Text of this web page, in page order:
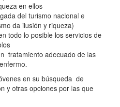
en ellos
del turismo nacional e
da ilusión y riqueza)
todo lo posible los servicios de
tratamiento adecuado de las
en su búsqueda de
y otras opciones por las que